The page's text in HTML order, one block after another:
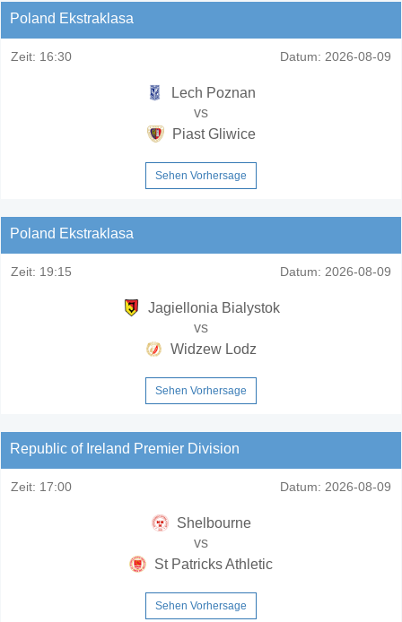
Poland Ekstraklasa
Zeit: 16:30 Datum: 2026-08-09
Lech Poznan
vs
Piast Gliwice
Sehen Vorhersage
Poland Ekstraklasa
Zeit: 19:15 Datum: 2026-08-09
Jagiellonia Bialystok
vs
Widzew Lodz
Sehen Vorhersage
Republic of Ireland Premier Division
Zeit: 17:00 Datum: 2026-08-09
Shelbourne
vs
St Patricks Athletic
Sehen Vorhersage